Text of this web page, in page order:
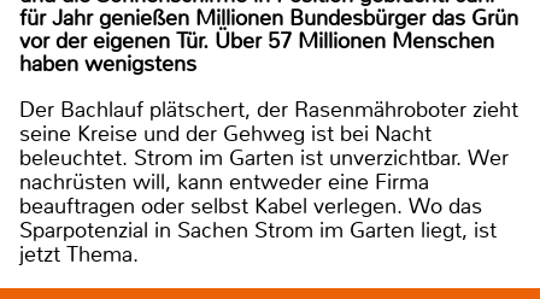
für Jahr genießen Millionen Bundesbürger das Grün
vor der eigenen Tür. Über 57 Millionen Menschen
haben wenigstens
Der Bachlauf plätschert, der Rasenmähroboter zieht
seine Kreise und der Gehweg ist bei Nacht
beleuchtet. Strom im Garten ist unverzichtbar. Wer
nachrüsten will, kann entweder eine Firma
beauftragen oder selbst Kabel verlegen. Wo das
Sparpotenzial in Sachen Strom im Garten liegt, ist
jetzt Thema.